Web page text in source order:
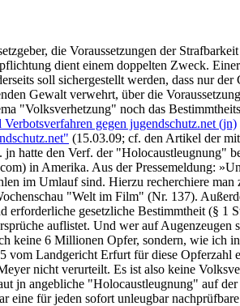
die Voraussetzungen der
dient einem doppelten Zweck.
soll sichergestellt werden, dass nur der
Gewalt verwehrt, über die
"Volksverhetzung" noch das
gegen jugendschutz.net (jn)
(15.03.09; cf. den Artikel der
hatte den Verf. der "Holocaustleugnung"
in Amerika. Aus der Pressemeldung:
im Umlauf sind. Hierzu recherchiere
"Welt im Film" (Nr. 137).
gesetzliche Bestimmtheit (§ 1
auflistet. Und wer auf Augenzeugen
keine 6 Millionen Opfer, sondern, wie ich
vom Landgericht Erfurt für diese
nicht verurteilt. Es ist also keine
jn angebliche "Holocaustleugnung" auf
für jeden sofort unleugbar